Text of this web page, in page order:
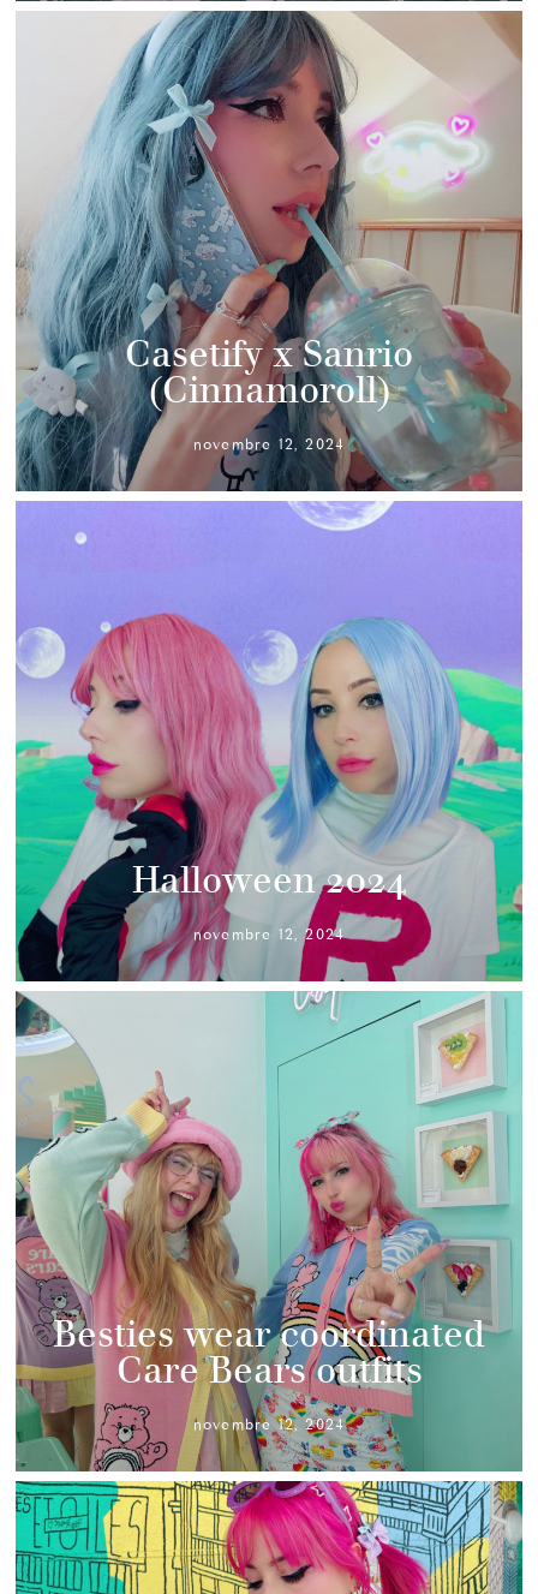
Casetify x Sanrio
(Cinnamoroll)
novembre 12, 2024
Halloween 2024
novembre 12, 2024
Besties wear coordinated
Care Bears outfits
novembre 12, 2024